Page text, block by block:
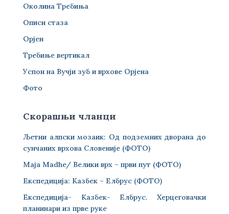
Околина Требиња
Описи стаза
Орјен
Требиње вертикал
Успон на Вучји зуб и врхове Орјена
Фото
Скорашњи чланци
Љетни алпски мозаик: Од подземних дворана до
сунчаних врхова Словеније (ФОТО)
Maja Madhe/ Велики врх – први пут (ФОТО)
Експедиција: Казбек – Елбрус (ФОТО)
Експедиција- Казбек- Елбрус. Херцеговачки
планинари из прве руке